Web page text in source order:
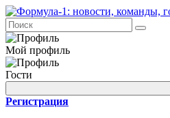
Мой профиль
Гости
Регистрация